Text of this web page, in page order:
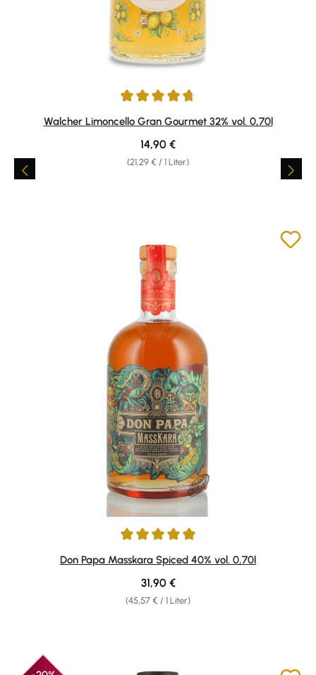
Durchschnittliche Bewertung von 4.85 von 5 Sternen
Walcher Limoncello Gran Gourmet 32% vol. 0,70l
(21,29 € / 1 Liter)
Regulärer Preis:
14,90 €
Durchschnittliche Bewertung von 4.89 von 5 Sternen
Don Papa Masskara Spiced 40% vol. 0,70l
(45,57 € / 1 Liter)
Regulärer Preis:
31,90 €